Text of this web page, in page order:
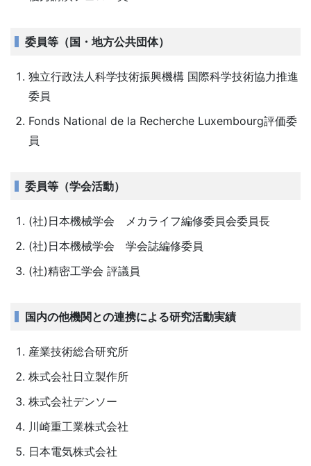
委員等（国・地方公共団体）
独立行政法人科学技術振興機構 国際科学技術協力推進
委員
Fonds National de la Recherche Luxembourg評価委
員
委員等（学会活動）
(社)日本機械学会 メカライフ編修委員会委員長
(社)日本機械学会 学会誌編修委員
(社)精密工学会 評議員
国内の他機関との連携による研究活動実績
産業技術総合研究所
株式会社日立製作所
株式会社デンソー
川崎重工業株式会社
日本電気株式会社